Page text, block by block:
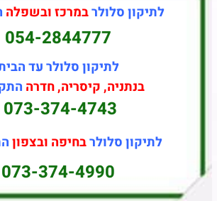
לתיקון סלולרבמרכז ובשפלה
054-2844777
לתיקון סלולר עד
בנתניה, קיסריה, חדרה
073-374-4743
לתיקון סלולרבחיפה ובצפון
073-374-4990